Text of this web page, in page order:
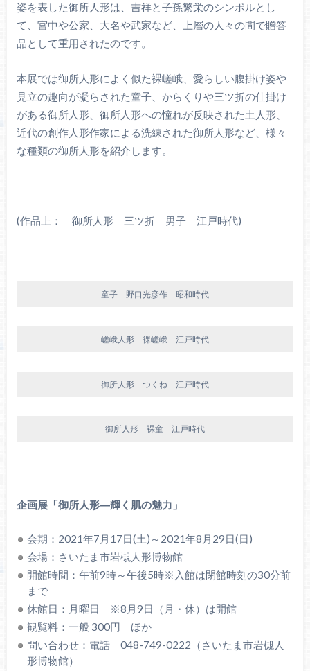
姿を表した御所人形は、吉祥と子孫繁栄のシンボルとし
て、宮中や公家、大名や武家など、上層の人々の間で贈答
品として重用されたのです。
本展では御所人形によく似た裸嵯峨、愛らしい腹掛け姿や
見立の趣向が凝らされた童子、からくりや三ツ折の仕掛け
がある御所人形、御所人形への憧れが反映された土人形、
近代の創作人形作家による洗練された御所人形など、様々
な種類の御所人形を紹介します。
(作品上： 御所人形 三ツ折 男子 江戸時代)
童子 野口光彦作 昭和時代
嵯峨人形 裸嵯峨 江戸時代
御所人形 つくね 江戸時代
御所人形 裸童 江戸時代
企画展「御所人形―輝く肌の魅力」
会期：2021年7月17日(土)～2021年8月29日(日)
会場：さいたま市岩槻人形博物館
開館時間：午前9時～午後5時※入館は閉館時刻の30分前
まで
休館日：月曜日 ※8月9日（月・休）は開館
観覧料：一般 300円 ほか
問い合わせ：電話 048-749-0222（さいたま市岩槻人
形博物館）